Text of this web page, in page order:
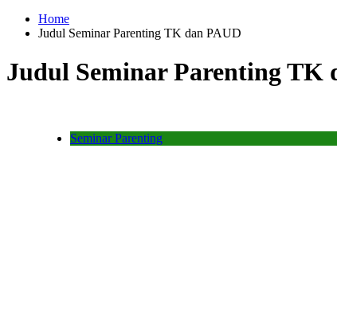
Home
Judul Seminar Parenting TK dan PAUD
Judul Seminar Parenting TK
Seminar Parenting